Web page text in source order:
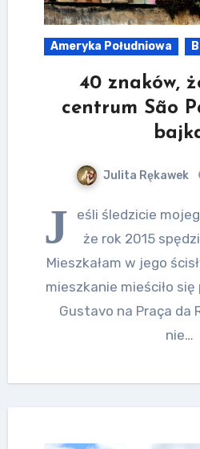
Ameryka Południowa
40 znaków,
centrum São
Julita Rękawek
J
eśli śledzicie
że rok 2015
Mieszkałam w jego
mieszkanie mieściło
Gustavo na Praça da
nie…